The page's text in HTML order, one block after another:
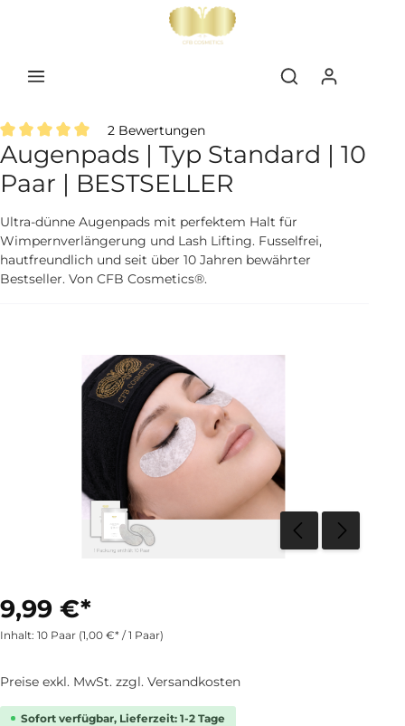
Durchschnittliche Bewertung von 5 von 5 Sternen
2 Bewertungen
Augenpads | Typ Standard | 10
Paar | BESTSELLER
Ultra-dünne Augenpads mit perfektem Halt für
Wimpernverlängerung und Lash Lifting. Fusselfrei,
hautfreundlich und seit über 10 Jahren bewährter
Bestseller. Von CFB Cosmetics®.
9,99 €*
Inhalt: 10 Paar (1,00 €* / 1 Paar)
Preise exkl. MwSt. zzgl. Versandkosten
Sofort verfügbar, Lieferzeit: 1-2 Tage